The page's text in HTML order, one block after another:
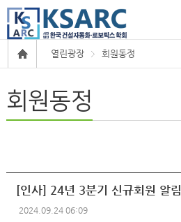
열린광장 회원동정
회원동정
[인사] 24년 3분기 신규회원 알림
2024.09.24 06:09